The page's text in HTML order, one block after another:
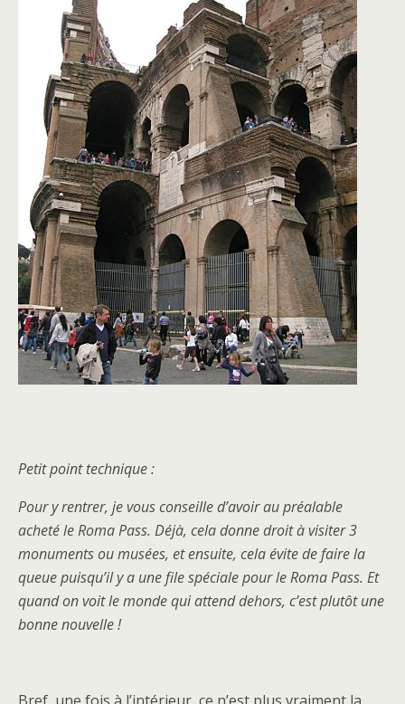
Petit point technique :
Pour y rentrer, je vous conseille d’avoir au préalable
acheté le Roma Pass. Déjà, cela donne droit à visiter 3
monuments ou musées, et ensuite, cela évite de faire la
queue puisqu’il y a une file spéciale pour le Roma Pass. Et
quand on voit le monde qui attend dehors, c’est plutôt une
bonne nouvelle !